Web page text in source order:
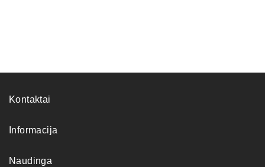
Kontaktai
Informacija
Naudinga